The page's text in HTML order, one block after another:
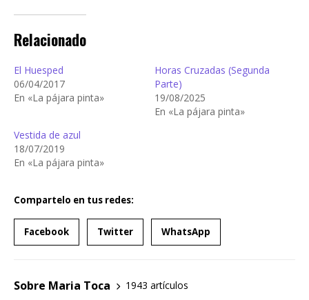
Relacionado
El Huesped
06/04/2017
En «La pájara pinta»
Horas Cruzadas (Segunda
Parte)
19/08/2025
En «La pájara pinta»
Vestida de azul
18/07/2019
En «La pájara pinta»
Compartelo en tus redes:
Facebook Twitter WhatsApp
Sobre Maria Toca
1943 artículos